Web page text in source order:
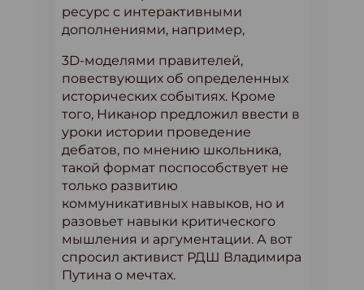
ресурс с интерактивными
дополнениями, например,
3D-моделями правителей,
повествующих об определенных
исторических событиях. Кроме
того, Никанор предложил ввести в
уроки истории проведение
дебатов, по мнению школьника,
такой формат поспособствует не
только развитию
коммуникативных навыков, но и
разовьет навыки критического
мышления и аргументации. А вот
спросил активист РДШ Владимира
Путина о мечтах.